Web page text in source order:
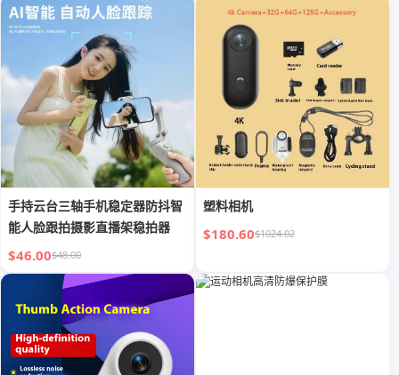
手持云台三轴手机稳定器防抖智
能人脸跟拍摄影直播架稳拍器
$46.00$48.00
塑料相机
$180.60$1024.02